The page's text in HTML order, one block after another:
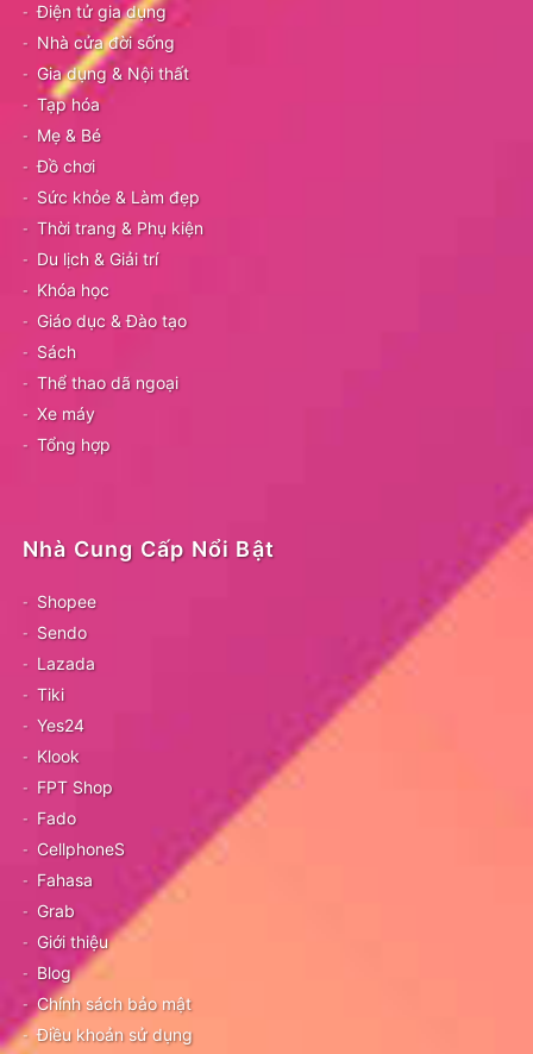
Điện tử gia dụng
Nhà cửa đời sống
Gia dụng & Nội thất
Tạp hóa
Mẹ & Bé
Đồ chơi
Sức khỏe & Làm đẹp
Thời trang & Phụ kiện
Du lịch & Giải trí
Khóa học
Giáo dục & Đào tạo
Sách
Thể thao dã ngoại
Xe máy
Tổng hợp
Nhà Cung Cấp Nổi Bật
Shopee
Sendo
Lazada
Tiki
Yes24
Klook
FPT Shop
Fado
CellphoneS
Fahasa
Grab
Giới thiệu
Blog
Chính sách bảo mật
Điều khoản sử dụng